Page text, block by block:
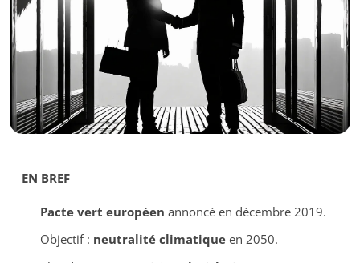
EN BREF
Pacte vert européen annoncé en décembre 2019.
Objectif : neutralité climatiqueen 2050.